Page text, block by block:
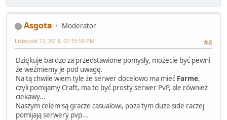
Asgota
Moderator
#6
Listopad 12, 2018, 07:15:59 PM
Dziękuje bardzo za przedstawione pomysły, możecie być pewni
że weźmiemy je pod uwagę.
Na tą chwile wiem tyle że serwer docelowo ma mieć Farme,
czyli pomijamy Craft, ma to być prosty serwer PvP, ale również
ciekawy...
Naszym celem są gracze casualowi, poza tym duże side raczej
pomijają serwery pvp...